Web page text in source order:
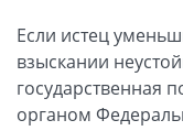
Если истец
взыскании
государственная
органом